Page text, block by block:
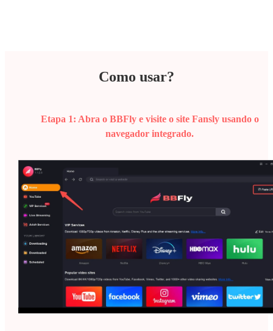
Como usar?
Etapa 1: Abra o BBFly e visite o site Fansly usando o
navegador integrado.